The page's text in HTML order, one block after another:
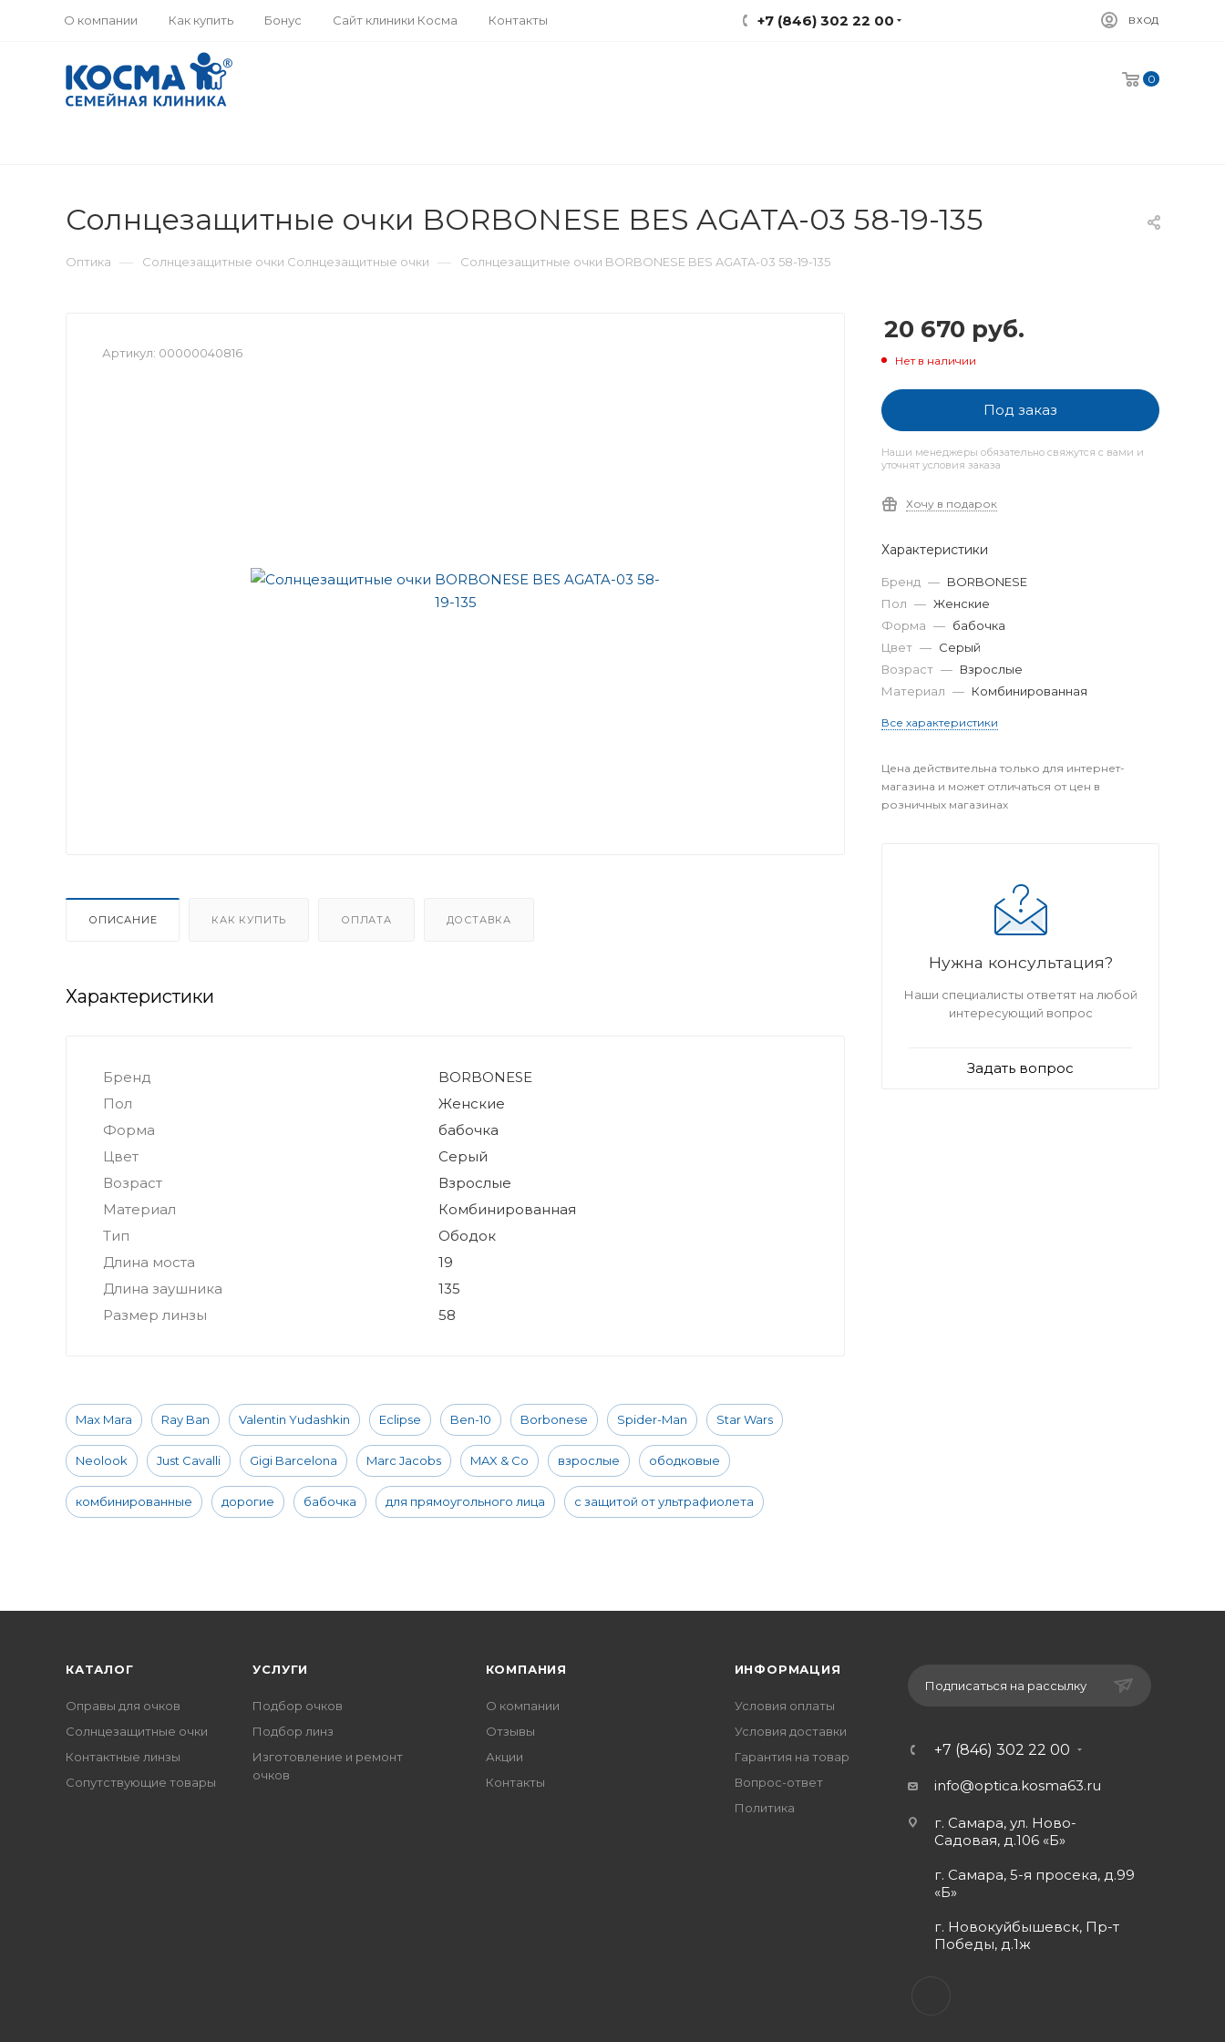
О компании Как купить Бонус Сайт клиники Косма Контакты +7 (846) 302 22 00 ВХОД
0
Солнцезащитные очки BORBONESE BES AGATA-03 58-19-135
Оптика — Солнцезащитные очки Солнцезащитные очки — Солнцезащитные очки BORBONESE BES AGATA-03 58-19-135
Артикул: 00000040816
ОПИСАНИЕ КАК КУПИТЬ ОПЛАТА ДОСТАВКА
Характеристики
Бренд
BORBONESE
Пол
Женские
Форма
бабочка
Цвет
Серый
Возраст
Взрослые
Материал
Комбинированная
Тип
Ободок
Длина моста
19
Длина заушника
135
Размер линзы
58
Max Mara Ray Ban Valentin Yudashkin Eclipse Ben-10 Borbonese Spider-Man Star Wars
Neolook Just Cavalli Gigi Barcelona Marc Jacobs MAX & Co взрослые ободковые
комбинированные дорогие бабочка для прямоугольного лица с защитой от ультрафиолета
20 670 руб.
Нет в наличии
Под заказ
Наши менеджеры обязательно свяжутся с вами и
уточнят условия заказа
Хочу в подарок
Характеристики
Бренд — BORBONESE
Пол — Женские
Форма — бабочка
Цвет — Серый
Возраст — Взрослые
Материал — Комбинированная
Все характеристики
Цена действительна только для интернет-
магазина и может отличаться от цен в
розничных магазинах
Нужна консультация?
Наши специалисты ответят на любой
интересующий вопрос
Задать вопрос
КАТАЛОГ
Оправы для очков
Солнцезащитные очки
Контактные линзы
Сопутствующие товары
УСЛУГИ
Подбор очков
Подбор линз
Изготовление и ремонт
очков
КОМПАНИЯ
О компании
Отзывы
Акции
Контакты
ИНФОРМАЦИЯ
Условия оплаты
Условия доставки
Гарантия на товар
Вопрос-ответ
Политика
Подписаться на рассылку
+7 (846) 302 22 00
info@optica.kosma63.ru
г. Самара, ул. Ново-
Садовая, д.106 «Б»
г. Самара, 5-я просека, д.99
«Б»
г. Новокуйбышевск, Пр-т
Победы, д.1ж